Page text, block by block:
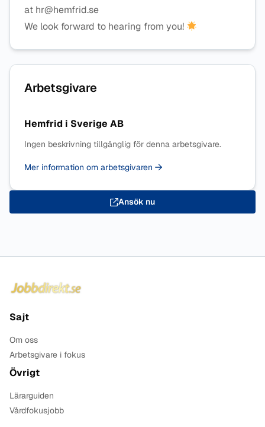
at hr@hemfrid.se
We look forward to hearing from you!
Arbetsgivare
Hemfrid i Sverige AB
Ingen beskrivning tillgänglig för denna arbetsgivare.
Mer information om arbetsgivaren
Ansök nu
Sajt
Om oss
Arbetsgivare i fokus
Övrigt
Lärarguiden
Vårdfokusjobb